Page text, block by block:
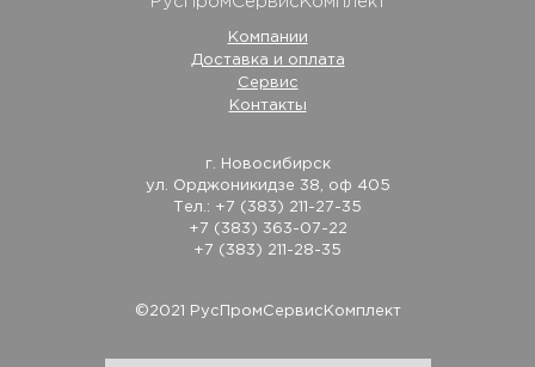
©2021 РусПромСервисКомплект
Компании
Доставка и оплата
Сервис
Контакты
г. Новосибирск
ул. Орджоникидзе 38, оф 405
Тел.: +7 (383) 211-27-35
+7 (383) 363-07-22
+7 (383) 211-28-35